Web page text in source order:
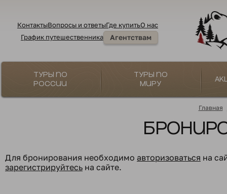
КонтактыВопросы и ответыГде купитьО нас
График путешественника
Агентствам
Туры по
России
Туры по
миру
Главная
Для бронирования необходимо авторизоваться на
зарегистрируйтесь на сайте.